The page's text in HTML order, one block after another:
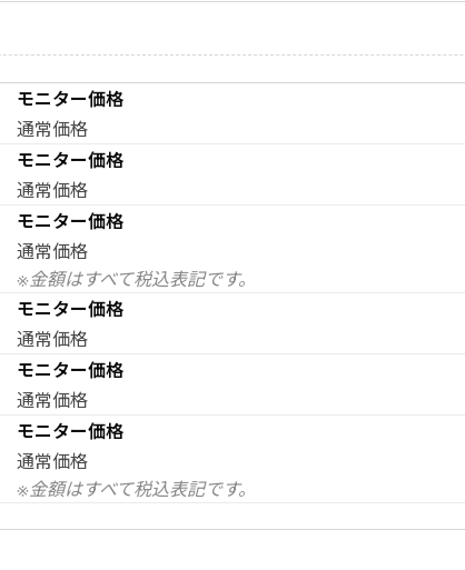
モニター価格
通常価格
モニター価格
通常価格
モニター価格
通常価格
※金額はすべて税込表記です。
モニター価格
通常価格
モニター価格
通常価格
モニター価格
通常価格
※金額はすべて税込表記です。